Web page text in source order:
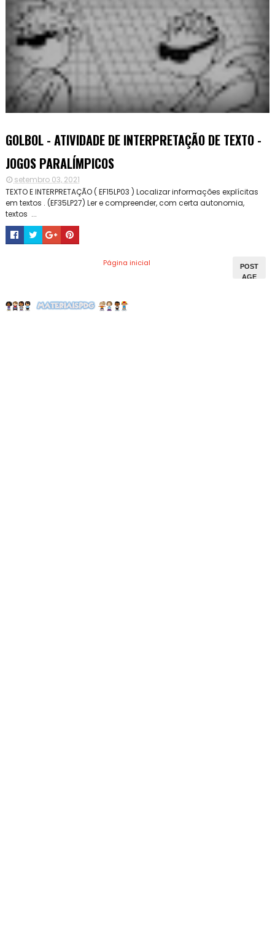
GOLBOL - ATIVIDADE DE INTERPRETAÇÃO DE TEXTO -
JOGOS PARALÍMPICOS
setembro 03, 2021
TEXTO E INTERPRETAÇÃO ( EF15LP03 ) Localizar informações explícitas
em textos . (EF35LP27) Ler e compreender, com certa autonomia,
textos ...
POST
AGE
Página inicial